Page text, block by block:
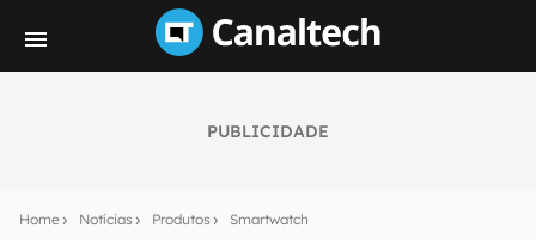
PUBLICIDADE
Home Notícias Produtos Smartwatch
notícias e reviews sobre tecnologia em primeira